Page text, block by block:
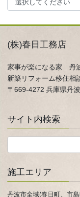
(株)春日工務店
家事が楽になる家 丹
新築リフォーム移住相
〒669-4272 兵庫県丹
サイト内検索
施工エリア
丹波市全域(春日町、市